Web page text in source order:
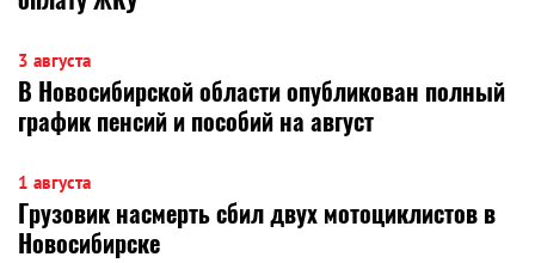
3 августа
В Новосибирской области опубликован полный
график пенсий и пособий на август
1 августа
Грузовик насмерть сбил двух мотоциклистов в
Новосибирске